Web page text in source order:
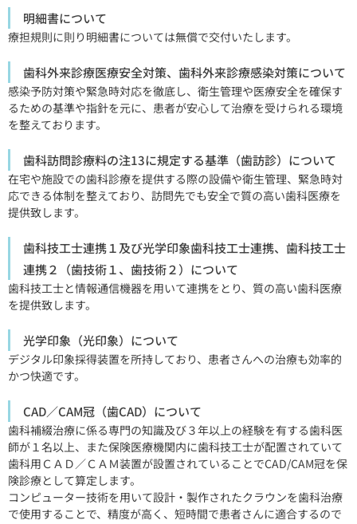
明細書について
療担規則に則り明細書については無償で交付いたします。
歯科外来診療医療安全対策、歯科外来診療感染対策について
感染予防対策や緊急時対応を徹底し、衛生管理や医療安全を確保す
るための基準や指針を元に、患者が安心して治療を受けられる環境
を整えております。
歯科訪問診療料の注13に規定する基準（歯訪診）について
在宅や施設での歯科診療を提供する際の設備や衛生管理、緊急時対
応できる体制を整えており、訪問先でも安全で質の高い歯科医療を
提供致します。
歯科技工士連携１及び光学印象歯科技工士連携、歯科技工士
連携２（歯技術１、歯技術２）について
歯科技工士と情報通信機器を用いて連携をとり、質の高い歯科医療
を提供致します。
光学印象（光印象）について
デジタル印象採得装置を所持しており、患者さんへの治療も効率的
かつ快適です。
CAD／CAM冠（歯CAD）について
歯科補綴治療に係る専門の知識及び３年以上の経験を有する歯科医
師が１名以上、また保険医療機関内に歯科技工士が配置されていて
歯科用ＣＡＤ／ＣＡＭ装置が設置されていることでCAD/CAM冠を保
険診療として算定します。
コンピューター技術を用いて設計・製作されたクラウンを歯科治療
で使用することで、精度が高く、短時間で患者さんに適合するので